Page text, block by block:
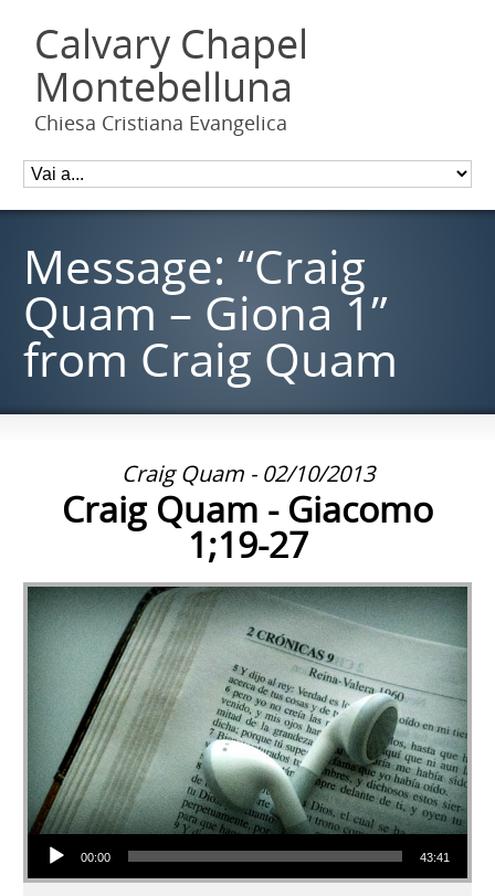
Calvary Chapel
Montebelluna
Chiesa Cristiana Evangelica
Message: “Craig
Quam – Giona 1”
from Craig Quam
Craig Quam - 02/10/2013
Craig Quam - Giacomo
1;19-27
Audio Player
00:00 43:41